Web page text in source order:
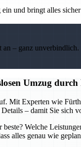
und bringt alles
an – ganz unverbindlich.
Umzug
Mit Experten wie
– damit Sie sich
Welche
alles genau wie